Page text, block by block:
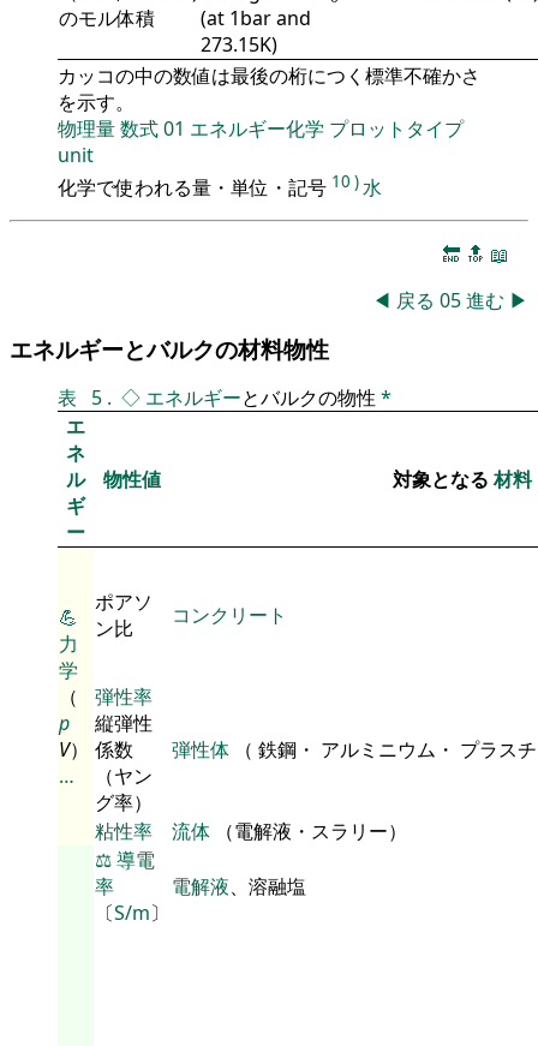
のモル体積
(at 1bar and
273.15K)
カッコの中の数値は最後の桁につく標準不確かさ
を示す。
物理量数式01 エネルギー化学 プロットタイプ
unit
化学で使われる量・単位・記号 10 )水
🔚 🔝 📖
◀ 戻る 05進む ▶
エネルギーとバルクの材料物性
表 5 . ◇ エネルギーとバルクの物性*
エ
ネ
ル
ギ
ー
物性値 対象となる材料
💪
力
学
（
p
V）
…
ポアソ
ン比
コンクリート
弾性率
縦弾性
係数
（ヤン
グ率）
弾性体 （ 鉄鋼・ アルミニウム・ プラス
粘性率 流体 （電解液・スラリー）
⚖️導電
率
〔S/m〕
電解液、溶融塩